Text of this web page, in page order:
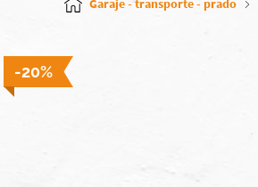
Garaje - transporte - prado
-20%